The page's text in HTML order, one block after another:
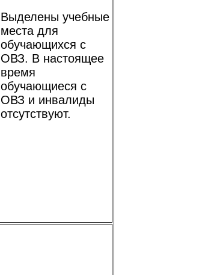
Выделены учебные
места для
обучающихся с
ОВЗ. В настоящее
время
обучающиеся с
ОВЗ и инвалиды
отсутствуют.